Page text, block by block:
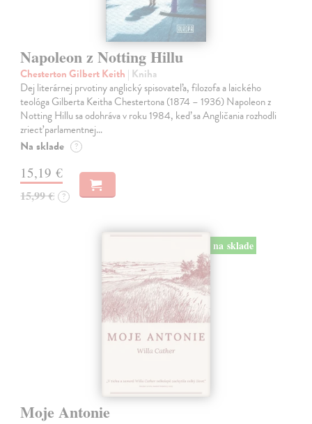
Napoleon z Notting Hillu
Chesterton Gilbert Keith | Kniha
Dej literárnej prvotiny anglický spisovateľa, filozofa a laického
teológa Gilberta Keitha Chestertona (1874 – 1936) Napoleon z
Notting Hillu sa odohráva v roku 1984, keď sa Angličania rozhodli
zriecť parlamentnej…
Na sklade ?
15,19 €
15,99 € ?
na sklade
Moje Antonie